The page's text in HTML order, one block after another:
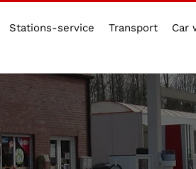
Stations-service Transport Car